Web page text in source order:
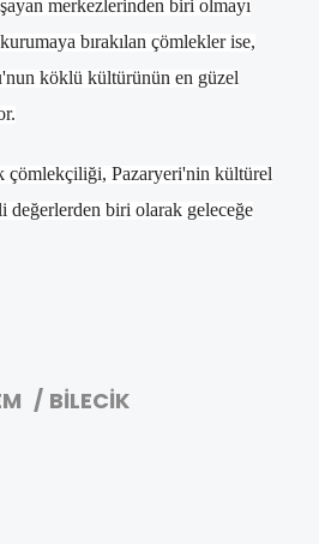
merkezlerinden biri olmayı
bırakılan çömlekler ise,
köklü kültürünün en güzel
çömlekçiliği, Pazaryeri'nin kültürel
değerlerden biri olarak geleceğe
/ BİLECİK